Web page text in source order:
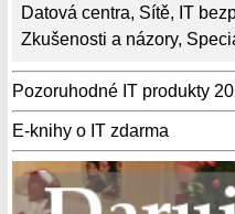
Datová centra, Sítě, IT
Zkušenosti a názory,
Pozoruhodné IT produkty
E-knihy o IT zdarma